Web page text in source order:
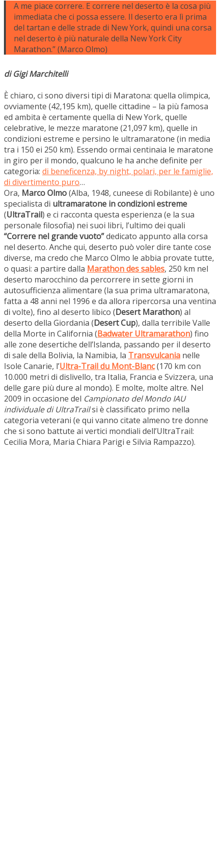
A me piace correre. E correre nel deserto è la cosa più
immediata che ci possa essere. Il deserto era lì prima
del tartan e delle strade di New York, quindi una corsa
nel deserto è più naturale della New York City
Marathon.” (Marco Olmo)
di Gigi Marchitelli
È chiaro, ci sono diversi tipi di Maratona: quella olimpica,
ovviamente (42,195 km), quelle cittadine – la più famosa
ed ambita è certamente quella di New York, quelle
celebrative, le mezze maratone (21,097 km), quelle in
condizioni estreme e persino le ultramaratone (in media
tra i 150 ei 250 km). Essendo ormai centinaia le maratone
in giro per il mondo, qualcuno le ha anche definite per
categoria: di beneficenza, by night, polari, per le famiglie,
di divertimento puro…
Ora, Marco Olmo(Alba, 1948, cuneese di Robilante) è uno
specialista di ultramaratone in condizioni estreme
(UltraTrail) e ci racconta questa esperienza (e la sua
personale filosofia) nei suoi libri, l’ultimo dei quali
“Correre nel grande vuoto”dedicato appunto alla corsa
nel deserto. Anche qui, deserto può voler dire tante cose
diverse, ma credo che Marco Olmo le abbia provate tutte,
o quasi: a partire dalla Marathon des sables, 250 km nel
deserto marocchino da percorrere in sette giorni in
autosufficienza alimentare (la sua prima ultramaratona,
fatta a 48 anni nel 1996 e da allora ripercorsa una ventina
di volte), fino al deserto libico (Desert Marathon) al
deserto della Giordania (Desert Cup), dalla terribile Valle
della Morte in California (Badwater Ultramarathon) fino
alle zone desertiche dell’Islanda, passando per il deserto
di sale della Bolivia, la Namibia, la Transvulcania nelle
Isole Canarie, l’Ultra-Trail du Mont-Blanc(170 km con
10.000 metri di dislivello, tra Italia, Francia e Svizzera, una
delle gare più dure al mondo). E molte, molte altre. Nel
2009 in occasione del Campionato del Mondo IAU
individuale di UltraTrailsi è classificato primo nella
categoria veterani (e qui vanno citate almeno tre donne
che si sono battute ai vertici mondiali dell’UltraTrail:
Cecilia Mora, Maria Chiara Parigi e Silvia Rampazzo).